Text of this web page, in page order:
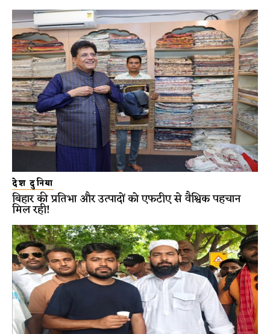
देश दुनिया
बिहार की प्रतिभा और उत्पादों को एफटीए से वैश्विक पहचान
मिल रही!